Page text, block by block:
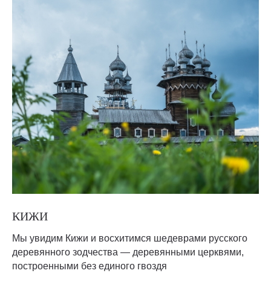
КИЖИ
Мы увидим Кижи и восхитимся шедеврами русского
деревянного зодчества — деревянными церквями,
построенными без единого гвоздя